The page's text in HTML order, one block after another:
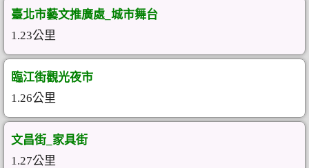
臺北市藝文推廣處_城市舞台
1.23公里
臨江街觀光夜市
1.26公里
文昌街_家具街
1.27公里